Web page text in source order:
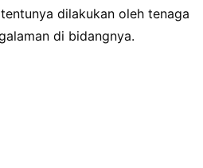
dilakukan oleh tenaga
di bidangnya.